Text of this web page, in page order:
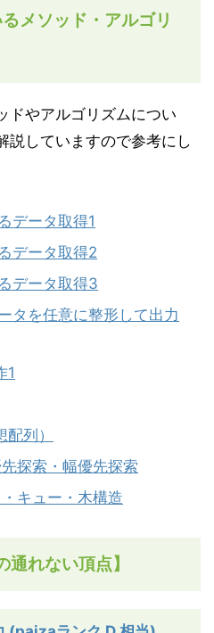
メソッド・アルゴリ
ドやアルゴリズムについ
説していますので参考にし
データ取得1
データ取得2
データ取得3
タを任意に整形して出力
1
列）
探索・幅優先探索
キュー・木構造
れない頂点】